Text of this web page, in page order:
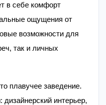
в себе комфорт
ощущения от
возможности для
так и личных
плавучее заведение.
интерьер,